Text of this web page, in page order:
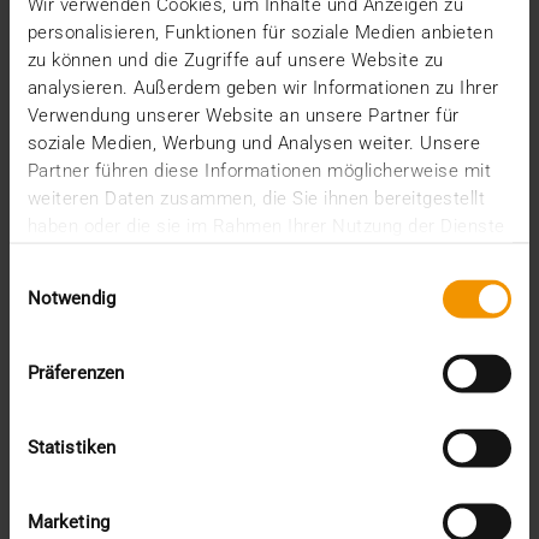
Wir verwenden Cookies, um Inhalte und Anzeigen zu
personalisieren, Funktionen für soziale Medien anbieten
zu können und die Zugriffe auf unsere Website zu
analysieren. Außerdem geben wir Informationen zu Ihrer
Verwendung unserer Website an unsere Partner für
soziale Medien, Werbung und Analysen weiter. Unsere
Partner führen diese Informationen möglicherweise mit
weiteren Daten zusammen, die Sie ihnen bereitgestellt
Notwendig
Präferenzen
Statistiken
Marketing
Auch wenn der HL7 FHIR Standard in Deutschland
noch nicht zum Einsatz kommt – ein großes Thema
für…
THORSTEN CONRAD